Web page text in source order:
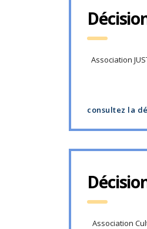
Association
consultez la
Association